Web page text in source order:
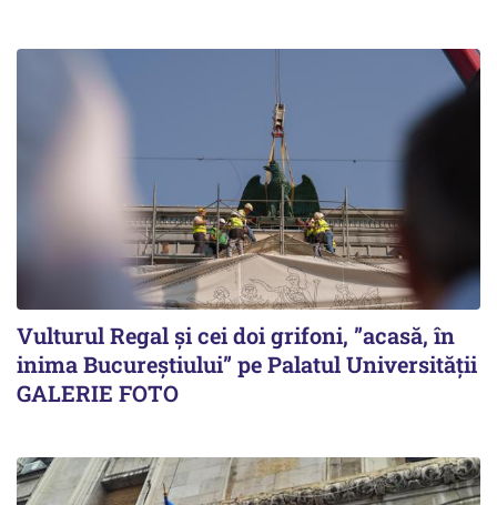
Vulturul Regal și cei doi grifoni, ”acasă, în
inima Bucureștiului” pe Palatul Universității
GALERIE FOTO